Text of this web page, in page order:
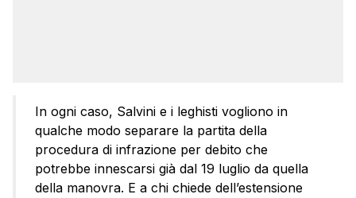
In ogni caso, Salvini e i leghisti vogliono in
qualche modo separare la partita della
procedura di infrazione per debito che
potrebbe innescarsi già dal 19 luglio da quella
della manovra. E a chi chiede dell’estensione